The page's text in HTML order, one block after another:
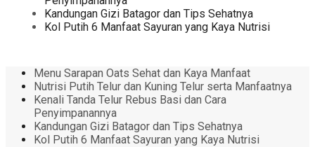
Kandungan Gizi Batagor dan Tips Sehatnya
Kol Putih 6 Manfaat Sayuran yang Kaya Nutrisi
Menu Sarapan Oats Sehat dan Kaya Manfaat
Nutrisi Putih Telur dan Kuning Telur serta Manfaatnya
Kenali Tanda Telur Rebus Basi dan Cara
Penyimpanannya
Kandungan Gizi Batagor dan Tips Sehatnya
Kol Putih 6 Manfaat Sayuran yang Kaya Nutrisi